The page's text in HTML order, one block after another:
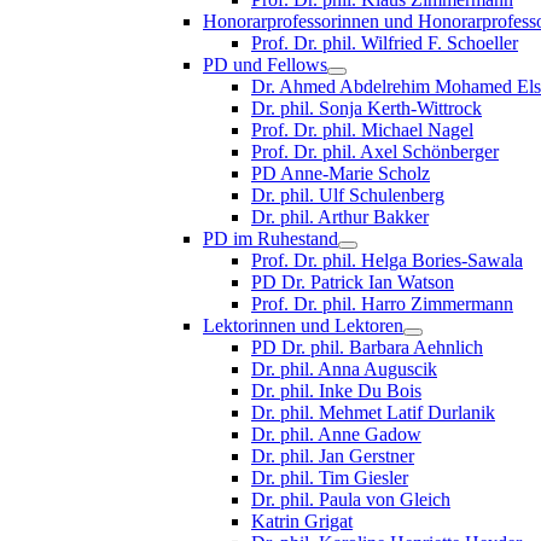
Honorarprofessorinnen und
Prof. Dr. phil. Wilfried F. Schoeller
PD und Fellows
Dr. Ahmed Abdelrehim Mohamed
Dr. phil. Sonja Kerth-Wittrock
Prof. Dr. phil. Michael Nagel
Prof. Dr. phil. Axel Schönberger
PD Anne-Marie Scholz
Dr. phil. Ulf Schulenberg
Dr. phil. Arthur Bakker
PD im Ruhestand
Prof. Dr. phil. Helga Bories-Sawala
PD Dr. Patrick Ian Watson
Prof. Dr. phil. Harro Zimmermann
Lektorinnen und Lektoren
PD Dr. phil. Barbara Aehnlich
Dr. phil. Anna Auguscik
Dr. phil. Inke Du Bois
Dr. phil. Mehmet Latif Durlanik
Dr. phil. Anne Gadow
Dr. phil. Jan Gerstner
Dr. phil. Tim Giesler
Dr. phil. Paula von Gleich
Katrin Grigat